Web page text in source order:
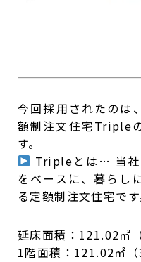
今回採用されたのは
額制注文住宅Triple
す。
Tripleとは… 当社
をベースに、暮らし
る定額制注文住宅です
延床面積：121.02㎡
1階面積：121.02㎡（